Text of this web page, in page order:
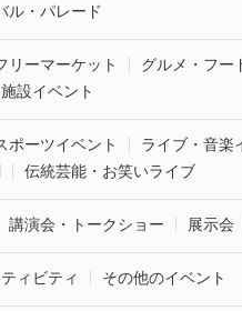
ル・パレード
リーマーケット
グルメ・フー
設イベント
ポーツイベント
ライブ・音楽
伝統芸能・お笑いライブ
講演会・トークショー 展示会
ィビティ その他のイベント